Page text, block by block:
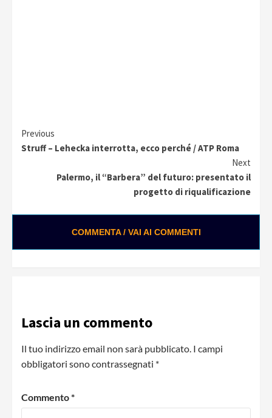
Continue
Previous
Struff – Lehecka interrotta, ecco perché / ATP Roma
Next
Palermo, il “Barbera” del futuro: presentato il
progetto di riqualificazione
COMMENTA / VAI AI COMMENTI
Lascia un commento
Il tuo indirizzo email non sarà pubblicato. I campi
obbligatori sono contrassegnati *
Commento*